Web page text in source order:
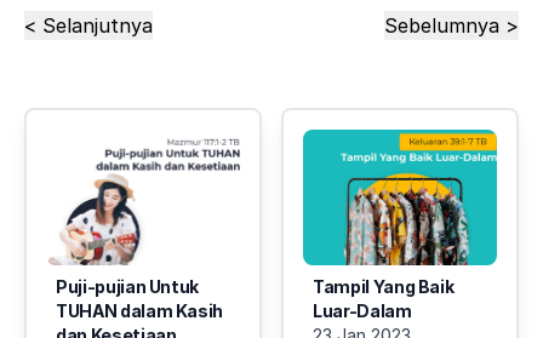
< Selanjutnya Sebelumnya >
Puji-pujian Untuk
TUHAN dalam Kasih
Tampil Yang Baik
Luar-Dalam